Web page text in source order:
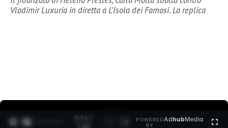
Vladimir Luxuria in diretta a L’Isola dei Famosi. La replica
0:15 /
1:40
POWERED
BY
AdhubMedia